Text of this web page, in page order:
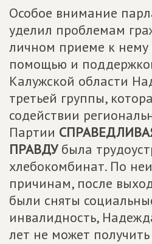
Особое внимание
уделил проблемам
личном приеме к нему
помощью и
Калужской области
третьей группы,
содействии
Партии
ПРАВДУбыла
хлебокомбинат. По
причинам, после
были сняты
инвалидность,
лет не может получить